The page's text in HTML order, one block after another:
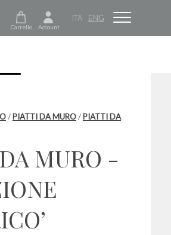
Carrello Account
ITA ENG
/ PIATTI DA MURO/ PIATTI DA
MURO -